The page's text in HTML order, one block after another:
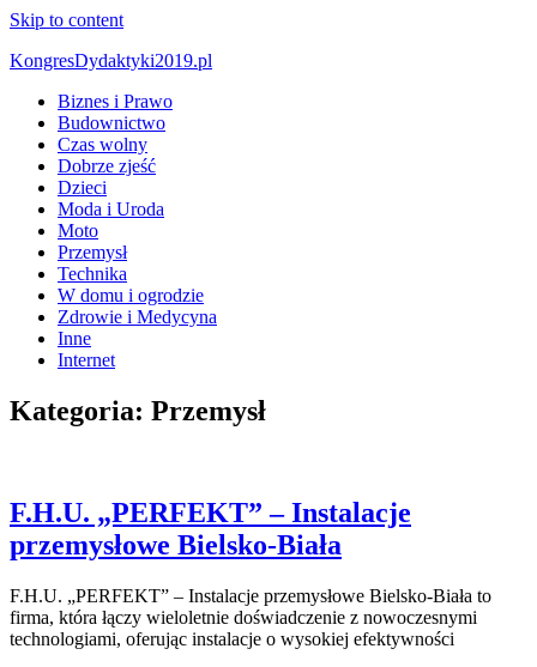
Skip to content
KongresDydaktyki2019.pl
Biznes i Prawo
Budownictwo
Czas wolny
Dobrze zjeść
Dzieci
Moda i Uroda
Moto
Przemysł
Technika
W domu i ogrodzie
Zdrowie i Medycyna
Inne
Internet
Kategoria: Przemysł
F.H.U. „PERFEKT” – Instalacje
przemysłowe Bielsko-Biała
F.H.U. „PERFEKT” – Instalacje przemysłowe Bielsko-Biała to
firma, która łączy wieloletnie doświadczenie z nowoczesnymi
technologiami, oferując instalacje o wysokiej efektywności